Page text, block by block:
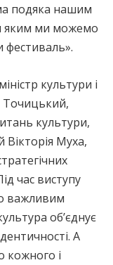
подяка нашим
яким ми можемо
фестиваль».
культури і
Точицький,
культури,
Вікторія Муха,
час виступу
важливим
об’єднує
А
кожного і